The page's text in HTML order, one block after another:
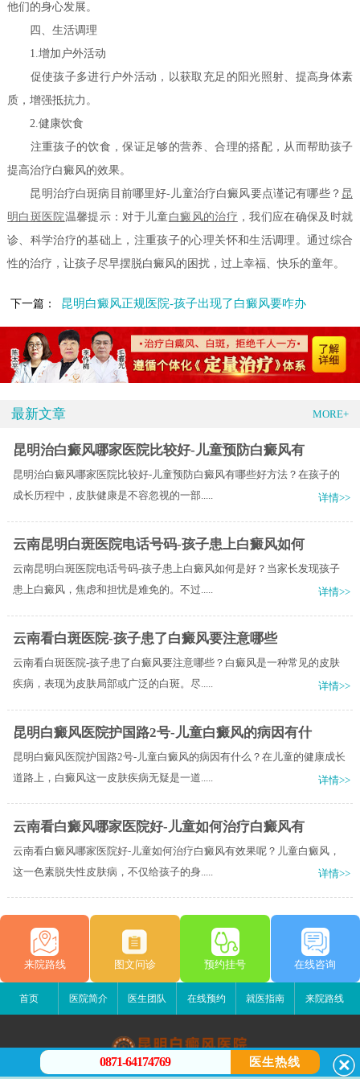
他们的身心发展。
四、生活调理
1.增加户外活动
促使孩子多进行户外活动，以获取充足的阳光照射、提高身体素
质，增强抵抗力。
2.健康饮食
注重孩子的饮食，保证足够的营养、合理的搭配，从而帮助孩子
提高治疗白癜风的效果。
昆明治疗白斑病目前哪里好-儿童治疗白癜风要点谨记有哪些？ 昆
明白斑医院温馨提示：对于儿童白癜风的治疗 ，我们应在确保及时就
诊、科学治疗的基础上，注重孩子的心理关怀和生活调理。通过综合
性的治疗，让孩子尽早摆脱白癜风的困扰，过上幸福、快乐的童年。
下一篇： 昆明白癜风正规医院-孩子出现了白癜风要咋办
最新文章 MORE+
昆明治白癜风哪家医院比较好-儿童预防白癜风有
昆明治白癜风哪家医院比较好-儿童预防白癜风有哪些好方法？在孩子的
成长历程中，皮肤健康是不容忽视的一部.....
详情>>
云南昆明白斑医院电话号码-孩子患上白癜风如何
云南昆明白斑医院电话号码-孩子患上白癜风如何是好？当家长发现孩子
患上白癜风，焦虑和担忧是难免的。不过.....
详情>>
云南看白斑医院-孩子患了白癜风要注意哪些
云南看白斑医院-孩子患了白癜风要注意哪些？白癜风是一种常见的皮肤
疾病，表现为皮肤局部或广泛的白斑。尽.....
详情>>
昆明白癜风医院护国路2号-儿童白癜风的病因有什
昆明白癜风医院护国路2号-儿童白癜风的病因有什么？在儿童的健康成长
道路上，白癜风这一皮肤疾病无疑是一道.....
详情>>
云南看白癜风哪家医院好-儿童如何治疗白癜风有
云南看白癜风哪家医院好-儿童如何治疗白癜风有效果呢？儿童白癜风，
这一色素脱失性皮肤病，不仅给孩子的身.....
详情>>
来院路线 图文问诊 预约挂号 在线咨询
首页 医院简介 医生团队 在线预约 就医指南 来院路线
0871-64174769 医生热线